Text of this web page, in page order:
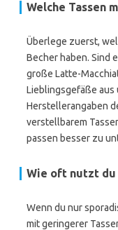
Welche Tassen
Überlege zuerst,
Becher haben. Sind
große Latte-
Lieblingsgefäße aus
Herstellerangaben
verstellbarem
passen besser zu
Wie oft nutzt du
Wenn du nur
mit geringerer